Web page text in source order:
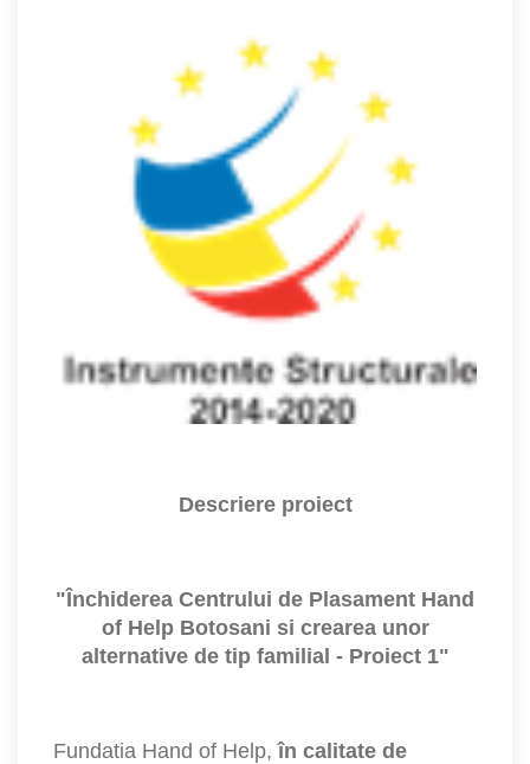
Descriere proiect
"Închiderea Centrului de Plasament Hand
of Help Botosani si crearea unor
alternative de tip familial - Proiect 1"
Fundatia Hand of Help,în calitate de